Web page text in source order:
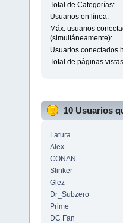
Total de Categorías:
Usuarios en línea:
Máx. usuarios
(simultáneamente):
Usuarios conectados
Total de páginas
10 Usuarios
Latura
Alex
CONAN
Slinker
Glez
Dr_Subzero
Prime
DC Fan